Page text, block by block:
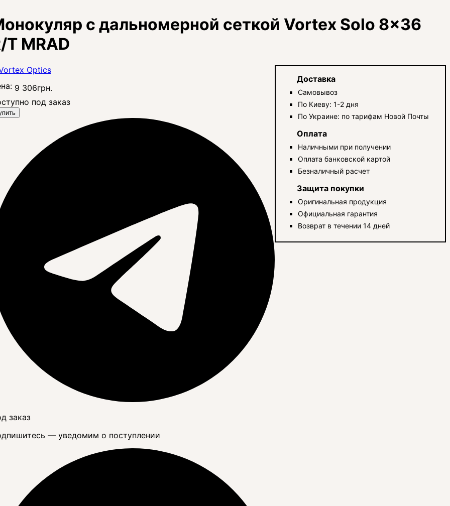
с дальномерной сеткой Vortex Solo 8x36
T MRAD
9 306грн.
под заказ
заказ
— уведомим о поступлении
Доставка
Самовывоз
По Киеву: 1-2 дня
По Украине: по тарифам Новой Почты
Оплата
Наличными при получении
Оплата банковской картой
Безналичный расчет
Защита покупки
Оригинальная продукция
Официальная гарантия
Возврат в течении 14 дней